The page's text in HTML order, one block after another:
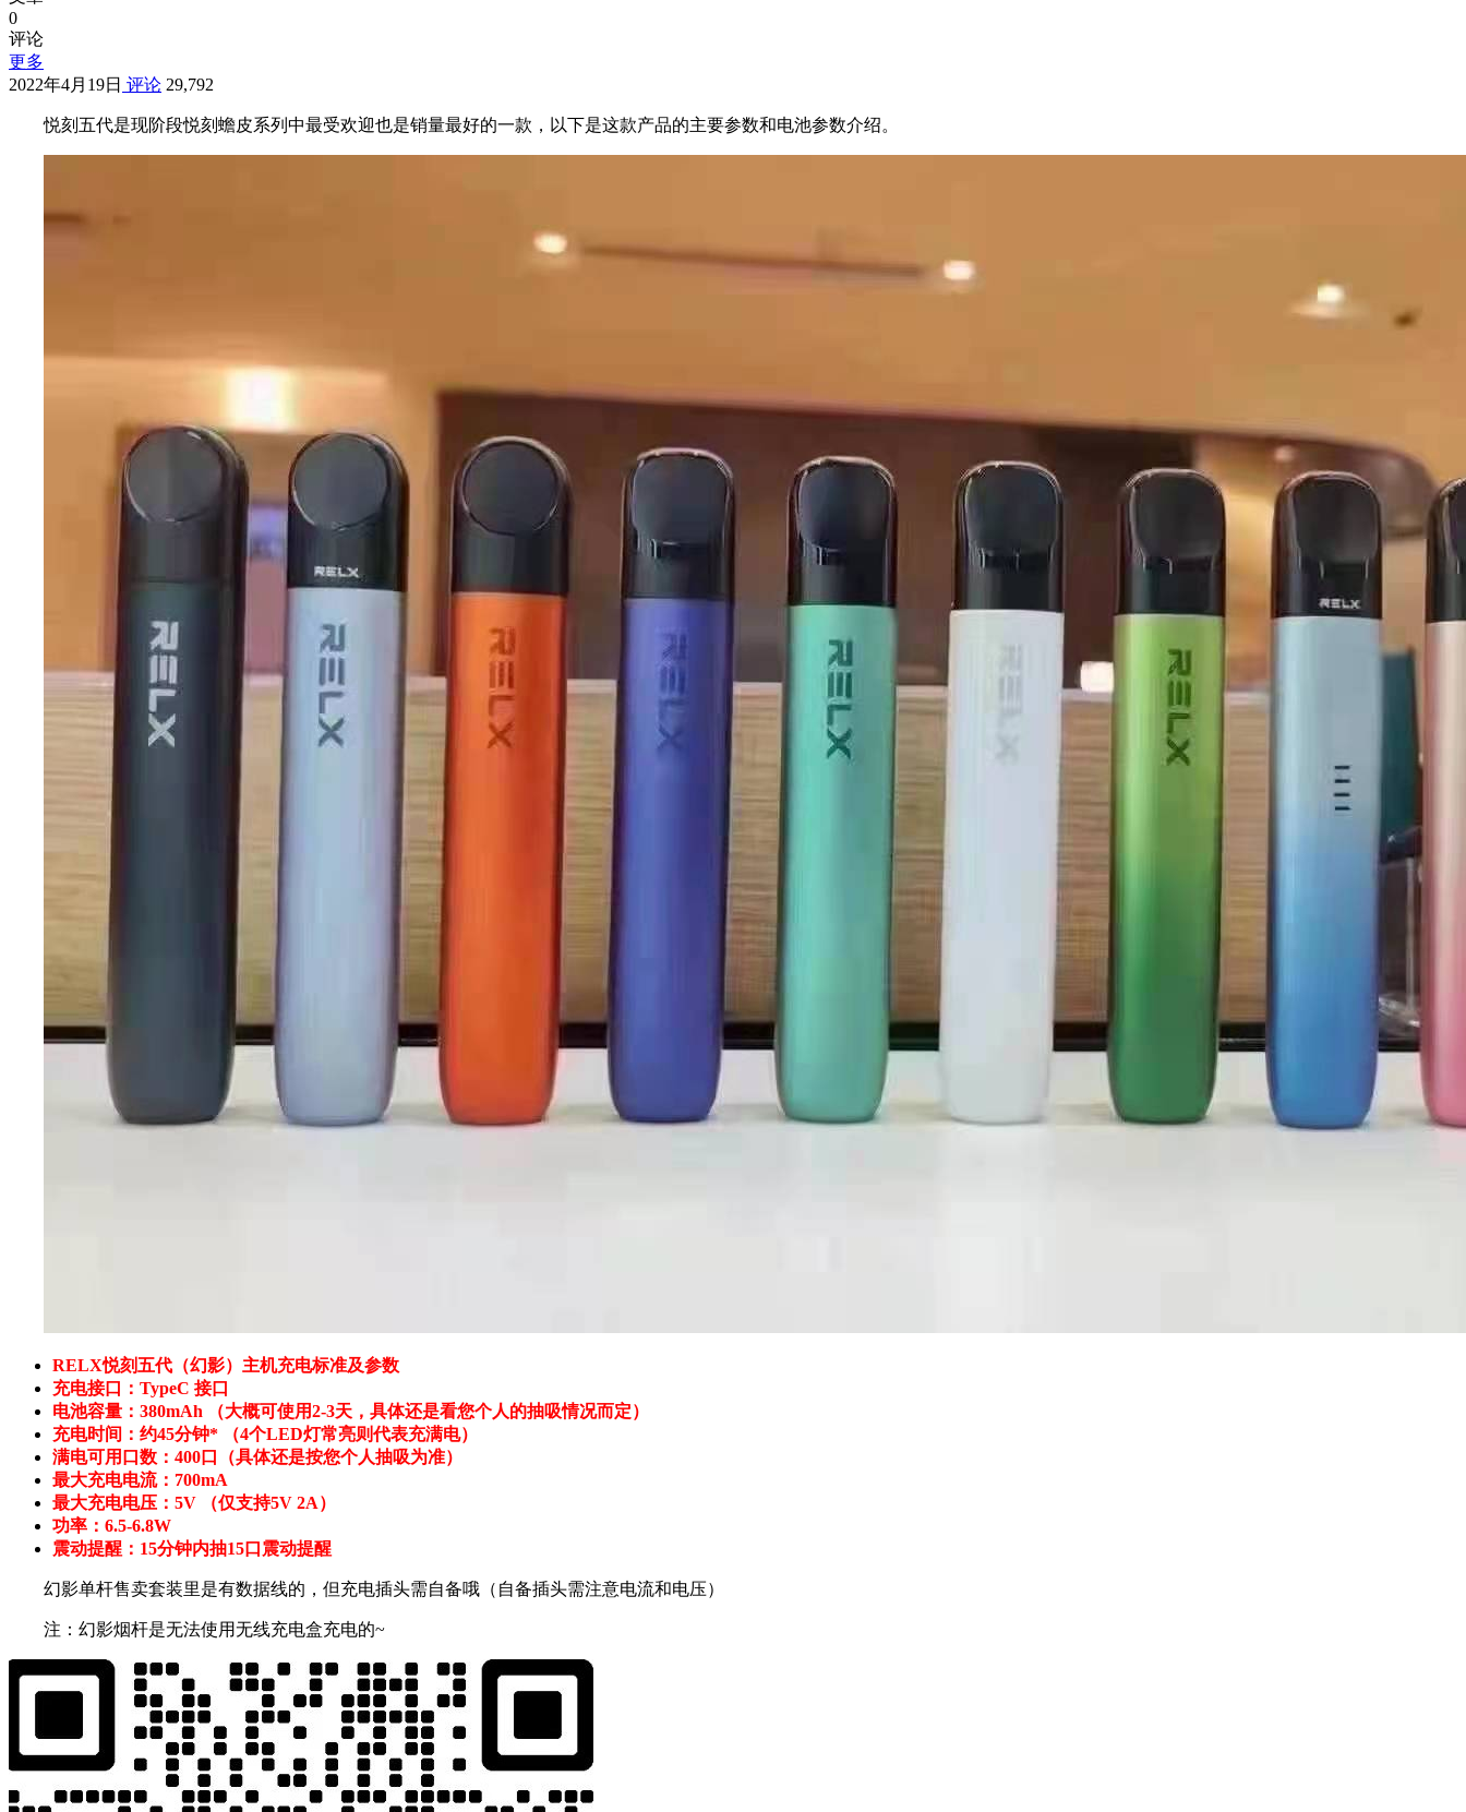
0
评论
更多
2022年4月19日 评论 29,792
悦刻五代是现阶段悦刻蟾皮系列中最受欢迎也是销量最好的一款，以下是这款产品的主要参数和电池参数介绍。
RELX悦刻五代（幻影）主机充电标准及参数
充电接口：TypeC 接口
电池容量：380mAh （大概可使用2-3天，具体还是看您个人的抽吸情况而定）
充电时间：约45分钟* （4个LED灯常亮则代表充满电）
满电可用口数：400口（具体还是按您个人抽吸为准）
最大充电电流：700mA
最大充电电压：5V （仅支持5V 2A）
功率：6.5-6.8W
震动提醒：15分钟内抽15口震动提醒
幻影单杆售卖套装里是有数据线的，但充电插头需自备哦（自备插头需注意电流和电压）
注：幻影烟杆是无法使用无线充电盒充电的~